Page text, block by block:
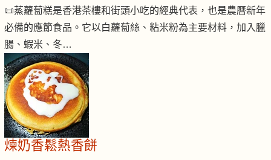
📜蒸蘿蔔糕是香港茶樓和街頭小吃的經典代表，也是農曆新年
必備的應節食品。它以白蘿蔔絲、粘米粉為主要材料，加入臘
腸、蝦米、冬…
煉奶香鬆熱香餅